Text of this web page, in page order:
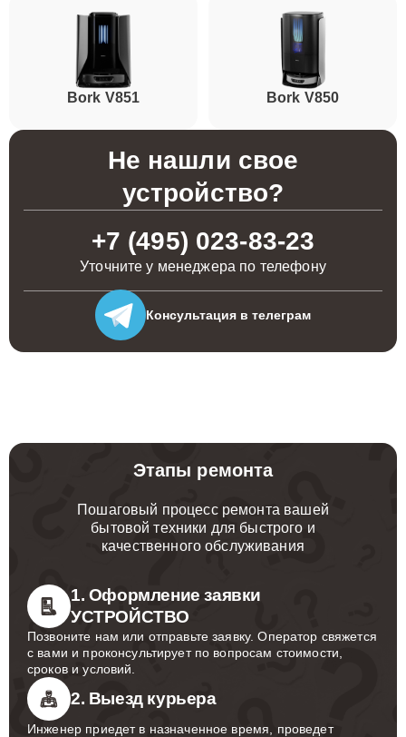
Bork V851 Bork V850
Не нашли свое
устройство?
+7 (495) 023-83-23
Уточните у менеджера по телефону
Консультация в телеграм
Этапы ремонта
Пошаговый процесс ремонта вашей
бытовой техники для быстрого и
качественного обслуживания
1. Оформление заявки
УСТРОЙСТВО
Позвоните нам или отправьте заявку. Оператор свяжется
с вами и проконсультирует по вопросам стоимости,
сроков и условий.
2. Выезд курьера
Инженер приедет в назначенное время, проведет